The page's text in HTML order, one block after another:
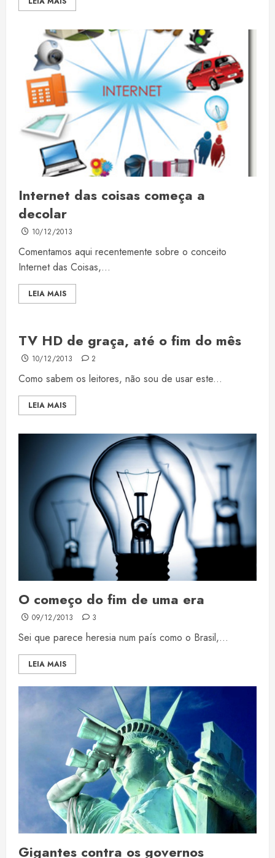
Internet das coisas começa a
decolar
10/12/2013
Comentamos aqui recentemente sobre o conceito
Internet das Coisas,...
LEIA MAIS
TV HD de graça, até o fim do mês
10/12/2013 2
Como sabem os leitores, não sou de usar este...
LEIA MAIS
O começo do fim de uma era
09/12/2013 3
Sei que parece heresia num país como o Brasil,...
LEIA MAIS
Gigantes contra os governos